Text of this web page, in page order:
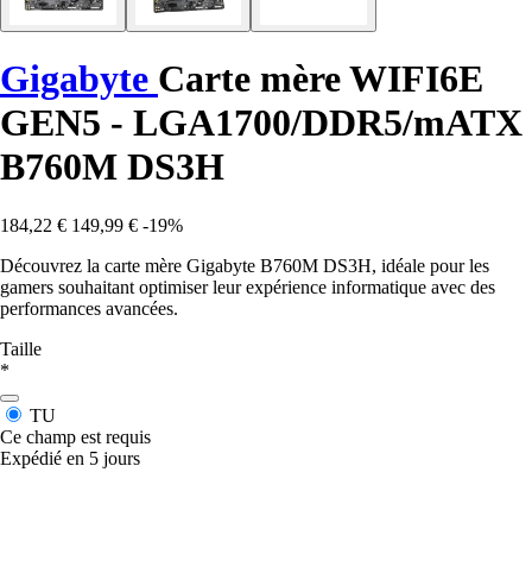
Gigabyte Carte mère WIFI6E
GEN5 - LGA1700/DDR5/mATX
B760M DS3H
184,22 € 149,99 € -19%
Découvrez la carte mère Gigabyte B760M DS3H, idéale pour les
gamers souhaitant optimiser leur expérience informatique avec des
performances avancées.
Taille
*
TU
Ce champ est requis
Expédié en 5 jours